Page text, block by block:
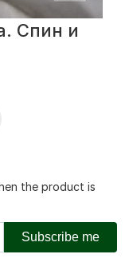
Спин и
the product is
Subscribe me